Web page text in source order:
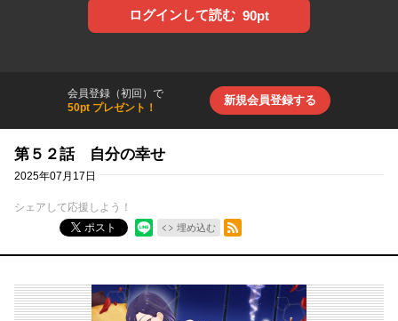
ログインして読む 90pt
会員登録（初回）で
50pt プレゼント！
新規会員登録する
第５２話 自分の幸せ
2025年07月17日
シェアして応援しよう！
ポスト
埋め込む
RSSフィード